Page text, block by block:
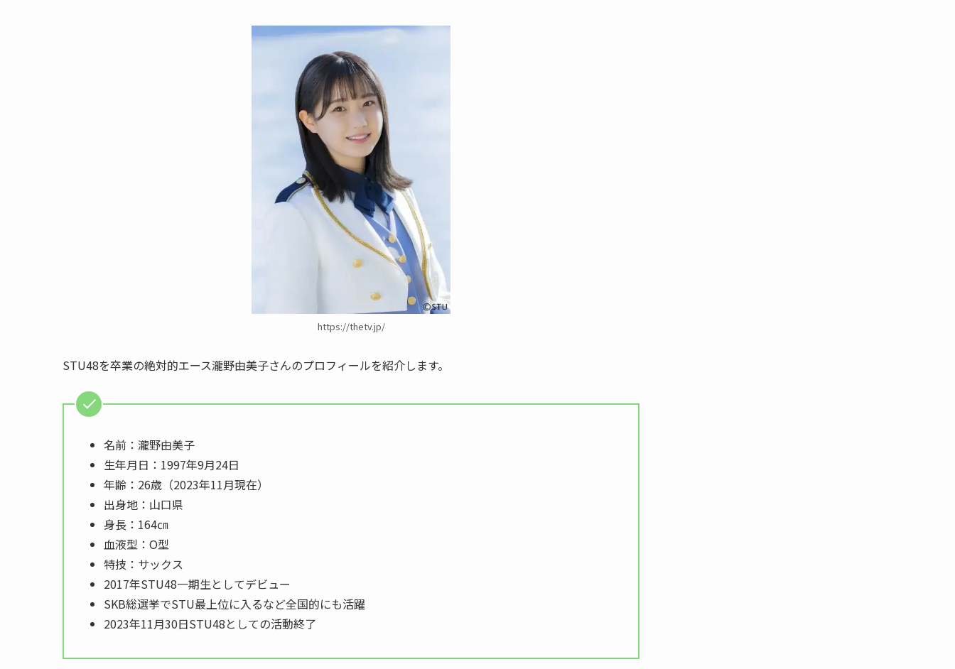
https://thetv.jp/
STU48を卒業の絶対的エース瀧野由美子さんのプロフィールを紹介します。
名前：瀧野由美子
生年月日：1997年9月24日
年齢：26歳（2023年11月現在）
出身地：山口県
身長：164㎝
血液型：O型
特技：サックス
2017年STU48一期生としてデビュー
SKB総選挙でSTU最上位に入るなど全国的にも活躍
2023年11月30日STU48としての活動終了